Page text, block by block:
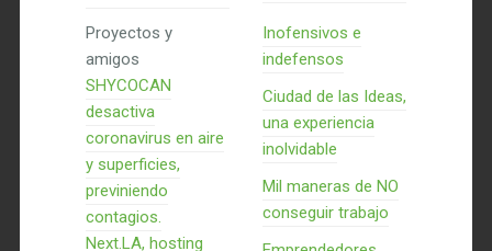
Proyectos y
amigos
SHYCOCAN
desactiva
coronavirus en aire
y superficies,
previniendo
contagios.
Next.LA, hosting
Inofensivos e
indefensos
Ciudad de las Ideas,
una experiencia
inolvidable
Mil maneras de NO
conseguir trabajo